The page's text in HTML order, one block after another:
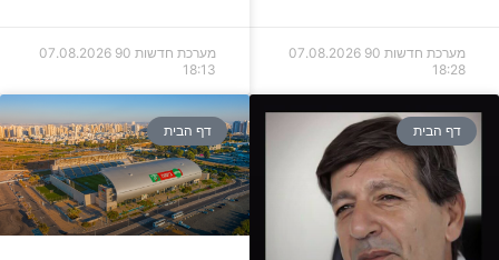
מערכת חדשות 90
07.08.2026
18:28
מערכת חדשות 90
07.08.2026
18:13
דף הבית דף הבית